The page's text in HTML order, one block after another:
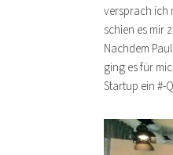
versprach ich
schien es mir
Nachdem
ging es für
Startup ein #-